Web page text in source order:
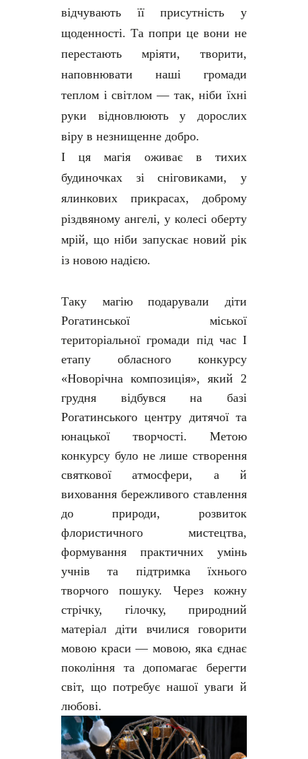
відчувають її присутність у
щоденності. Та попри це вони не
перестають мріяти, творити,
наповнювати наші громади
теплом і світлом — так, ніби їхні
руки відновлюють у дорослих
віру в незнищенне добро.
І ця магія оживає в тихих
будиночках зі сніговиками, у
ялинкових прикрасах, доброму
різдвяному ангелі, у колесі оберту
мрій, що ніби запускає новий рік
із новою надією.
Таку магію подарували діти
Рогатинської міської
територіальної громади під час І
етапу обласного конкурсу
«Новорічна композиція», який 2
грудня відбувся на базі
Рогатинського центру дитячої та
юнацької творчості. Метою
конкурсу було не лише створення
святкової атмосфери, а й
виховання бережливого ставлення
до природи, розвиток
флористичного мистецтва,
формування практичних умінь
учнів та підтримка їхнього
творчого пошуку. Через кожну
стрічку, гілочку, природний
матеріал діти вчилися говорити
мовою краси — мовою, яка єднає
покоління та допомагає берегти
світ, що потребує нашої уваги й
любові.